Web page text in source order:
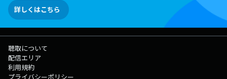
詳しくはこちら
聴取について
配信エリア
利用規約
プライバシーポリシー